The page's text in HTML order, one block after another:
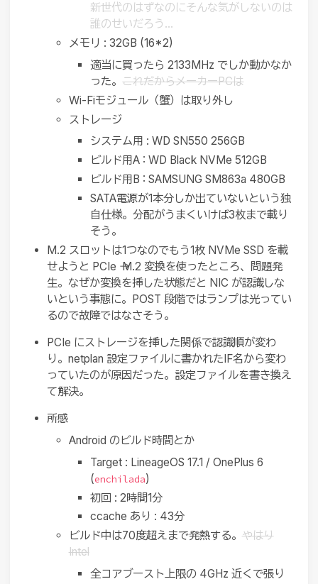
新世代のはずなのにそんな気がしないのは
誰のせいだろう…
メモリ : 32GB (16*2)
適当に買ったら 2133MHz でしか動かなか
った。これだからメーカーPCは
Wi-Fiモジュール（蟹）は取り外し
ストレージ
システム用 : WD SN550 256GB
ビルド用A : WD Black NVMe 512GB
ビルド用B : SAMSUNG SM863a 480GB
SATA電源が1本分しか出ていないという独
自仕様。分配がうまくいけば3枚まで載り
そう。
M.2 スロットは1つなのでもう1枚 NVMe SSD を載
せようと PCIe → M.2 変換を使ったところ、問題発
生。なぜか変換を挿した状態だと NIC が認識しな
いという事態に。POST 段階ではランプは光ってい
るので故障ではなさそう。
PCIe にストレージを挿した関係で認識順が変わ
り。netplan 設定ファイルに書かれたIF名から変わ
っていたのが原因だった。設定ファイルを書き換え
て解決。
所感
Android のビルド時間とか
Target : LineageOS 17.1 / OnePlus 6
(enchilada)
初回 : 2時間1分
ccache あり : 43分
ビルド中は70度超えまで発熱する。 やはり
Intel
全コアブースト上限の 4GHz 近くで張り